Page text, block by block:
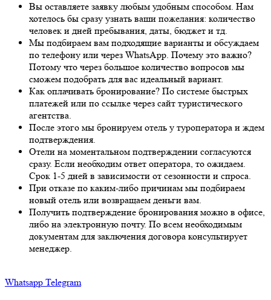
Вы оставляете заявку любым удобным способом. Нам
хотелось бы сразу узнать ваши пожелания: количество
человек и дней пребывания, даты, бюджет и тд.
Мы подбираем вам подходящие варианты и обсуждаем
по телефону или через WhatsApp. Почему это важно?
Потому что через большое количество вопросов мы
сможем подобрать для вас идеальный вариант.
Как оплачивать бронирование? По системе быстрых
платежей или по ссылке через сайт туристического
агентства.
После этого мы бронируем отель у туроператора и ждем
подтверждения.
Отели на моментальном подтверждении согласуются
сразу. Если необходим ответ оператора, то ожидаем.
Срок 1-5 дней в зависимости от сезонности и спроса.
При отказе по каким-либо причинам мы подбираем
новый отель или возвращаем деньги вам.
Получить подтверждение бронирования можно в офисе,
либо на электронную почту. По всем необходимым
документам для заключения договора консультирует
менеджер.
Whatsapp Telegram